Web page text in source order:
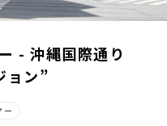
- 沖縄国際通り
ョン”
ー